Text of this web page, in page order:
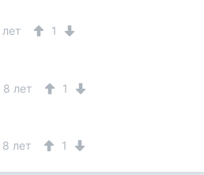
1
8 лет 1
8 лет 1